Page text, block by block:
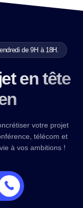
de 9H à 18H.
en tête
votre projet
télécom et
à vos ambitions !